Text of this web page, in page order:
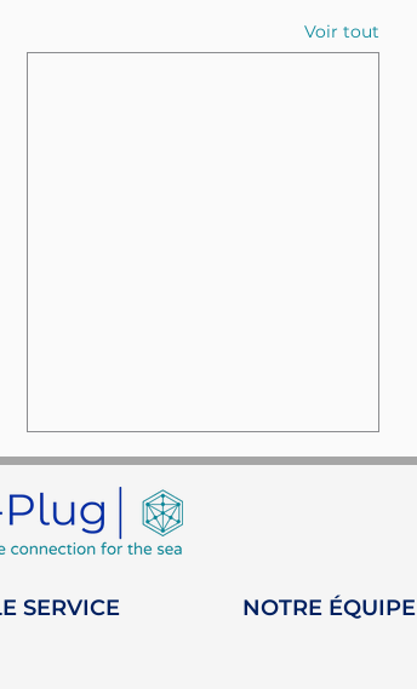
Voir tout
SERVICE NOTRE ÉQUIPE